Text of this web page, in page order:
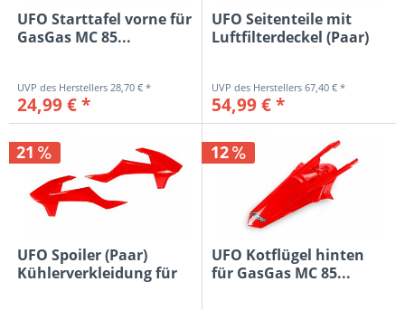
UFO Starttafel vorne für
GasGas MC 85...
28,70 € *
24,99 € *
UFO Seitenteile mit
Luftfilterdeckel (Paar)
67,40 € *
54,99 € *
21
UFO Spoiler (Paar)
Kühlerverkleidung für
12
UFO Kotflügel hinten
für GasGas MC 85...